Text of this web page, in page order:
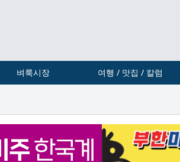
벼룩시장 여행 / 맛집 / 칼럼